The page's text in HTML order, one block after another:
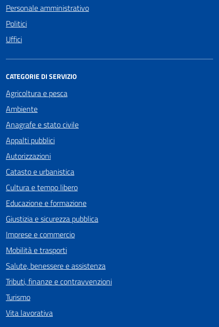
Personale amministrativo
Politici
Uffici
CATEGORIE DI SERVIZIO
Agricoltura e pesca
Ambiente
Anagrafe e stato civile
Appalti pubblici
Autorizzazioni
Catasto e urbanistica
Cultura e tempo libero
Educazione e formazione
Giustizia e sicurezza pubblica
Imprese e commercio
Mobilità e trasporti
Salute, benessere e assistenza
Tributi, finanze e contravvenzioni
Turismo
Vita lavorativa